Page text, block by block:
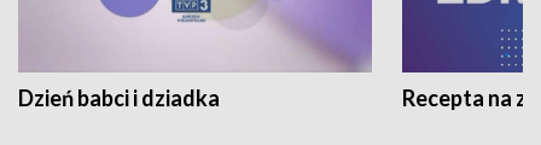
Dzień babci i dziadka Recepta na